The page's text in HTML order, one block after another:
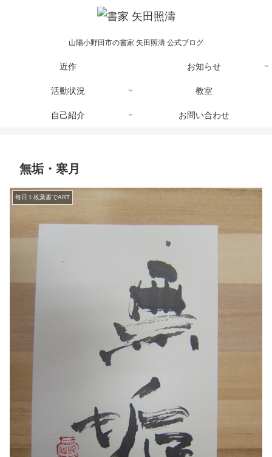
山陽小野田市の書家 矢田照濤 公式ブログ
近作 お知らせ
活動状況 教室
自己紹介 お問い合わせ
無垢・寒月
毎日１枚葉書でART